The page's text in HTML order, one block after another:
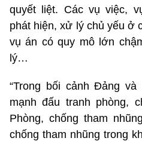
quyết liệt. Các vụ việc,
phát hiện, xử lý chủ yếu ở
vụ án có quy mô lớn
lý…
“Trong bối cảnh Đảng
mạnh đấu tranh phòng,
Phòng, chống tham
chống tham nhũng trong